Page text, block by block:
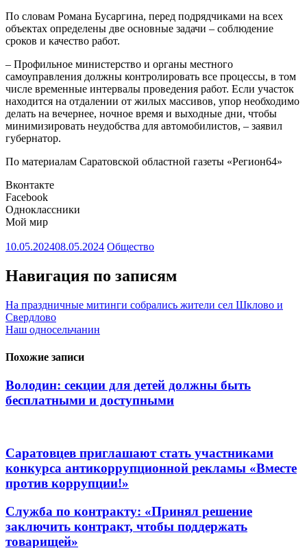
По словам Романа Бусаргина, перед подрядчиками на всех
объектах определены две основные задачи – соблюдение
сроков и качество работ.
– Профильное министерство и органы местного
самоуправления должны контролировать все процессы, в том
числе временные интервалы проведения работ. Если участок
находится на отдалении от жилых массивов, упор необходимо
делать на вечернее, ночное время и выходные дни, чтобы
минимизировать неудобства для автомобилистов, – заявил
губернатор.
По материалам Саратовской областной газеты «Регион64»
Вконтакте
Facebook
Одноклассники
Мой мир
10.05.202408.05.2024 Общество
Навигация по записям
На праздничные митинги собрались жители сел Шклово и
Свердлово
Наш односельчанин
Похожие записи
Володин: секции для детей должны быть
бесплатными и доступными
Саратовцев приглашают стать участниками
конкурса антикоррупционной рекламы «Вместе
против коррупции!»
Служба по контракту: «Принял решение
заключить контракт, чтобы поддержать
товарищей»